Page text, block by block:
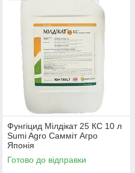
Фунгіцид Мілдікат 25 КС 10 л
Sumi Agro Самміт Агро
Японія
Готово до відправки